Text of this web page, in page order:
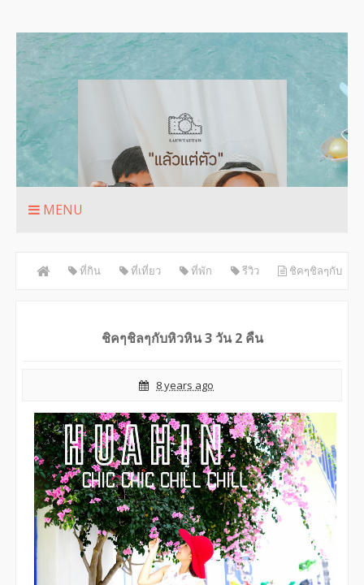
MENU
ที่กิน ที่เที่ยว ที่พัก รีวิว ชิคๆชิลๆกับ
ชิคๆชิลๆกับหิวหิน 3 วัน 2 คืน
8 years ago